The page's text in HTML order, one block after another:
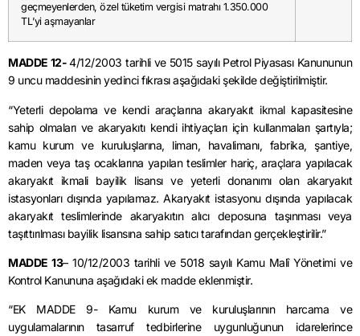
geçmeyenlerden, özel tüketim vergisi matrahı 1.350.000
TL’yi aşmayanlar
MADDE 12-4/12/2003 tarihli ve 5015 sayılı Petrol Piyasası Kanununun
9 uncu maddesinin yedinci fıkrası aşağıdaki şekilde değiştirilmiştir.
“Yeterli depolama ve kendi araçlarına akaryakıt ikmal kapasitesine
sahip olmaları ve akaryakıtı kendi ihtiyaçları için kullanmaları şartıyla;
kamu kurum ve kuruluşlarına, liman, havalimanı, fabrika, şantiye,
maden veya taş ocaklarına yapılan teslimler hariç, araçlara yapılacak
akaryakıt ikmali bayilik lisansı ve yeterli donanımı olan akaryakıt
istasyonları dışında yapılamaz. Akaryakıt istasyonu dışında yapılacak
akaryakıt teslimlerinde akaryakıtın alıcı deposuna taşınması veya
taşıttırılması bayilik lisansına sahip satıcı tarafından gerçekleştirilir.”
MADDE 13– 10/12/2003 tarihli ve 5018 sayılı Kamu Malî Yönetimi ve
Kontrol Kanununa aşağıdaki ek madde eklenmiştir.
“EK MADDE 9- Kamu kurum ve kuruluşlarının harcama ve
uygulamalarının tasarruf tedbirlerine uygunluğunun idarelerince